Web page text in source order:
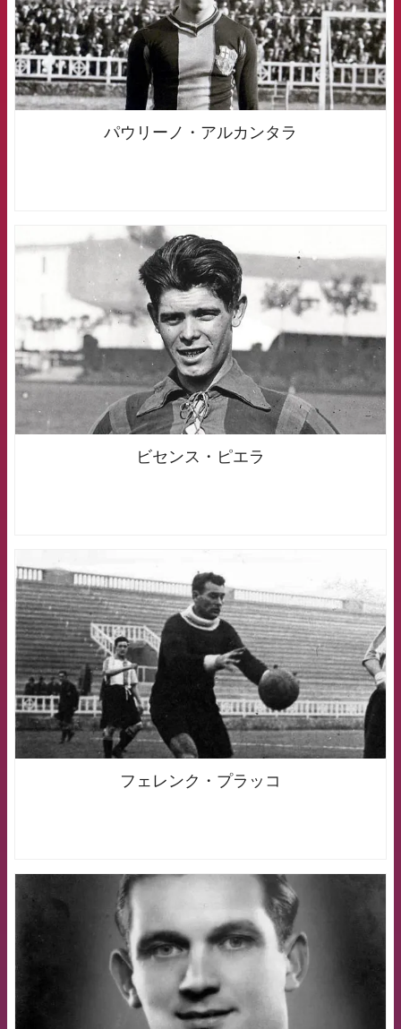
パウリーノ・アルカンタラ
FCB Barcelona badge
ビセンス・ピエラ
フェレンク・プラッコ
FCB Barcelona badge